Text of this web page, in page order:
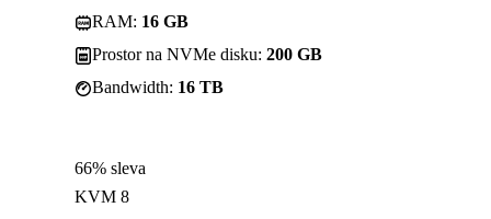
RAM: 16 GB
Prostor na NVMe disku: 200 GB
Bandwidth: 16 TB
66% sleva
KVM 8